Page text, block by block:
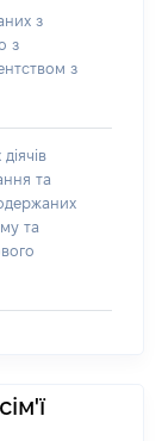
з
з
з
та
та